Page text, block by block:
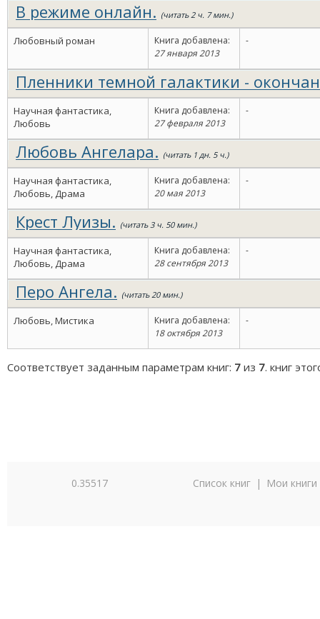
В режиме онлайн. (читать 2 ч. 7 мин.)
Любовный роман
Книга добавлена:
27 января 2013
-
Пленники темной галактики -
мин.)
Научная фантастика,
Любовь
Книга добавлена:
27 февраля 2013
-
Любовь Ангелара. (читать 1 дн. 5 ч.)
Научная фантастика,
Любовь, Драма
Книга добавлена:
20 мая 2013
-
Крест Луизы. (читать 3 ч. 50 мин.)
Научная фантастика,
Любовь, Драма
Книга добавлена:
28 сентября 2013
-
Перо Ангела. (читать 20 мин.)
Любовь, Мистика
Книга добавлена:
18 октября 2013
-
Соответствует заданным параметрам книг: 7 из 7. книг
0.35517 Список книг | Мои книги